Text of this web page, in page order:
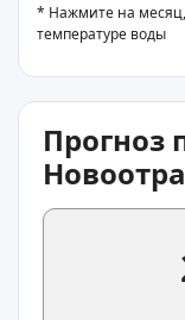
* Нажмите на
температуре воды
Прогноз